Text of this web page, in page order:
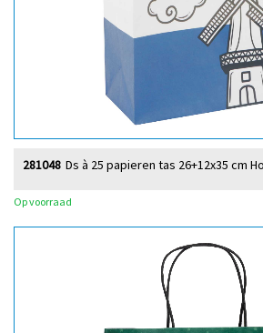
Ds à 25 papieren tas 26+12x35 cm
281048
Op voorraad